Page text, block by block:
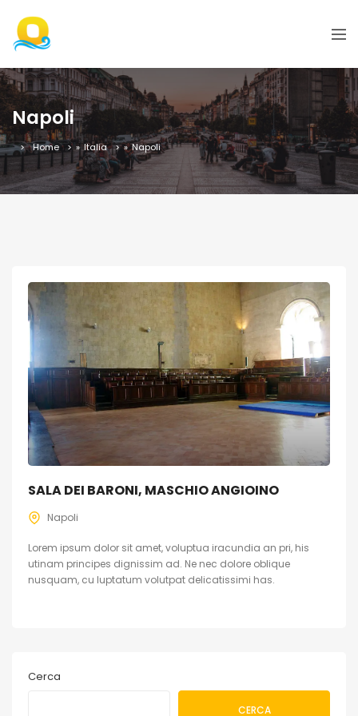
Napoli
Home » Italia » Napoli
SALA DEI BARONI, MASCHIO ANGIOINO
Napoli
Lorem ipsum dolor sit amet, voluptua iracundia an pri, his
utinam principes dignissim ad. Ne nec dolore oblique
nusquam, cu luptatum volutpat delicatissimi has.
Cerca
CERCA